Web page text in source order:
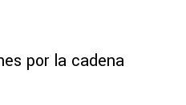
por la cadena